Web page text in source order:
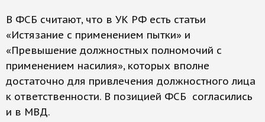
В ФСБ считают, что в УК РФ есть статьи
«Истязание с применением пытки» и
«Превышение должностных полномочий с
применением насилия», которых вполне
достаточно для привлечения должностного лица
к ответственности. В позицией ФСБ согласились
и в МВД.